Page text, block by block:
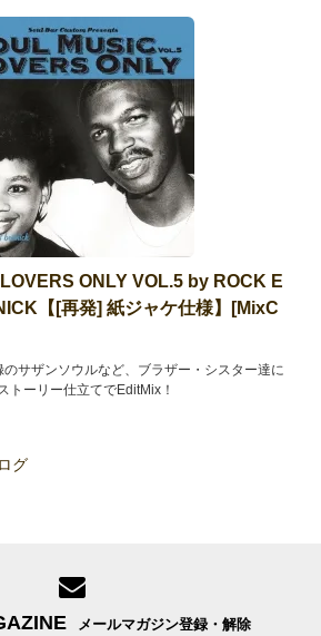
ONLY VOL.5 by ROCK E
【[再発] 紙ジャケ仕様】[MixC
サザンソウルなど、ブラザー・シスター達に
トーリー仕立てでEditMix！
メールマガジン登録・解除